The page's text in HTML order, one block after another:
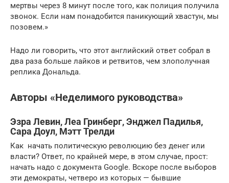
мертвы через 8 минут после того, как полиция получила
звонок. Если нам понадобится паникующий хвастун, мы
позовем.»
Надо ли говорить, что этот английский ответ собрал в
два раза больше лайков и ретвитов, чем злополучная
реплика Дональда.
Авторы «Неделимого руководства»
Эзра Левин, Леа Гринберг, Энджел Падилья,
Сара Доул, Мэтт Трелди
Как начать политическую революцию без денег или
власти? Ответ, по крайней мере, в этом случае, прост:
начать надо с документа Google. Вскоре после выборов
эти демократы, четверо из которых — бывшие